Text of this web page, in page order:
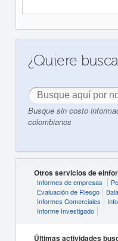
¿Quiere
Busque sin costo
colombianos
Otros servicios de
Informes de empresas
Evaluación de Riesgo
Informes Comerciales
Informe Investigado
Últimas actividades